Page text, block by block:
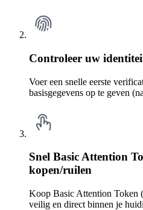
Controleer uw
Voer een snelle eerste
basisgegevens op te geven
Snel Basic Attention
kopen/ruilen
Koop Basic Attention
veilig en direct binnen je